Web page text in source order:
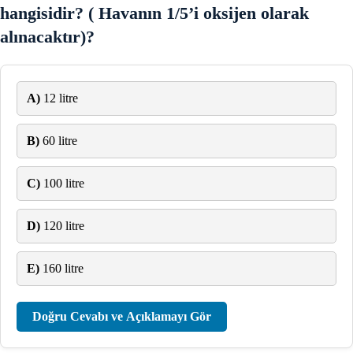
hangisidir? ( Havanın 1/5’i oksijen olarak
alınacaktır)?
A) 12 litre
B) 60 litre
C) 100 litre
D) 120 litre
E) 160 litre
Doğru Cevabı ve Açıklamayı Gör